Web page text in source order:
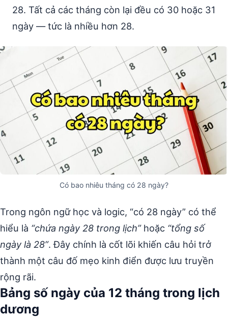
28. Tất cả các tháng còn lại đều có 30 hoặc 31
ngày — tức là nhiều hơn 28.
Có bao nhiêu tháng có 28 ngày?
Trong ngôn ngữ học và logic, “có 28 ngày” có thể
hiểu là “chứa ngày 28 trong lịch”hoặc “tổng số
ngày là 28”. Đây chính là cốt lõi khiến câu hỏi trở
thành một câu đố mẹo kinh điển được lưu truyền
rộng rãi.
Bảng số ngày của 12 tháng trong lịch
dương